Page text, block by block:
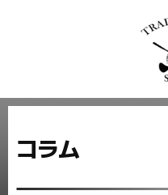
コラム